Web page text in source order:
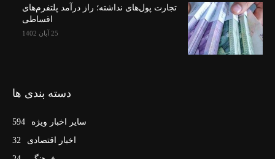
تجارت پول‌های نداشته؛ راز درآمد پلتفرم‌های
اقساطی
25 آبان 1402
دسته بندی ها
سایر اخبار ویژه
594
اخبار اقتصادی
32